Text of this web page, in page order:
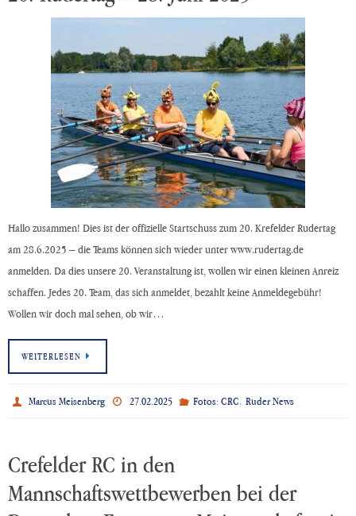
Hallo zusammen! Dies ist der offizielle Startschuss zum 20. Krefelder Rudertag
am 28.6.2025 – die Teams können sich wieder unter www.rudertag.de
anmelden. Da dies unsere 20. Veranstaltung ist, wollen wir einen kleinen Anreiz
schaffen. Jedes 20. Team, das sich anmeldet, bezahlt keine Anmeldegebühr!
Wollen wir doch mal sehen, ob wir…
WEITERLESEN
Marcus Meisenberg 27.02.2025 Fotos: CRC, Ruder News
Crefelder RC in den
Mannschaftswettbewerben bei der